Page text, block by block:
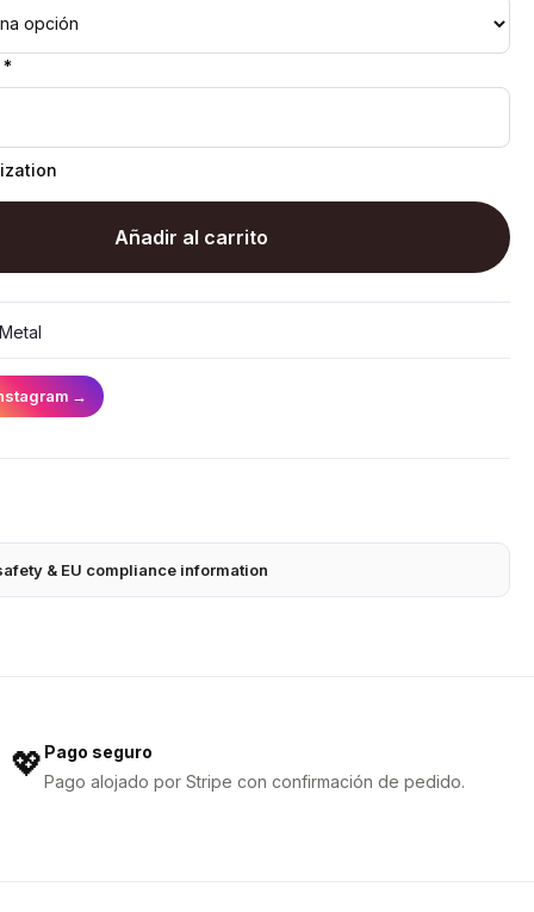
Añadir al carrito
→
& EU compliance information
💖Pago seguro
Pago alojado por Stripe con confirmación de pedido.